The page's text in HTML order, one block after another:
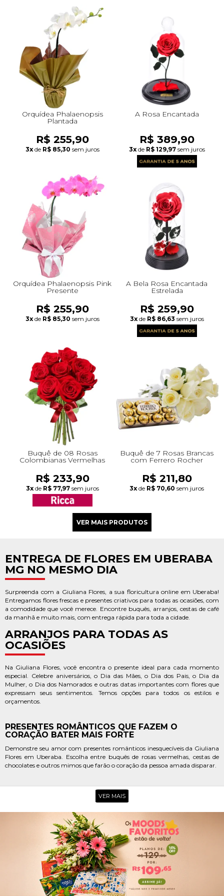
Orquídea Phalaenopsis
Plantada
R$ 255,90
3x de R$ 85,30 sem juros
A Rosa Encantada
R$ 389,90
3x de R$ 129,97 sem juros
Orquídea Phalaenopsis Pink
Presente
R$ 255,90
3x de R$ 85,30 sem juros
A Bela Rosa Encantada
Estrelada
R$ 259,90
3x de R$ 86,63 sem juros
Buquê de 08 Rosas
Colombianas Vermelhas
R$ 233,90
3x de R$ 77,97 sem juros
Buquê de 7 Rosas Brancas
com Ferrero Rocher
R$ 211,80
3x de R$ 70,60 sem juros
ENTREGA DE FLORES EM UBERABA
MG NO MESMO DIA
Surpreenda com a Giuliana Flores, a sua floricultura online em Uberaba!
Entregamos flores frescas e presentes criativos para todas as ocasiões, com
a comodidade que você merece. Encontre buquês, arranjos, cestas de café
da manhã e muito mais, com entrega rápida para toda a cidade.
ARRANJOS PARA TODAS AS
OCASIÕES
Na Giuliana Flores, você encontra o presente ideal para cada momento
especial. Celebre aniversários, o Dia das Mães, o Dia dos Pais, o Dia da
Mulher, o Dia dos Namorados e outras datas importantes com flores que
expressam seus sentimentos. Temos opções para todos os estilos e
orçamentos.
PRESENTES ROMÂNTICOS QUE FAZEM O
CORAÇÃO BATER MAIS FORTE
Demonstre seu amor com presentes românticos inesquecíveis da Giuliana
Flores em Uberaba. Escolha entre buquês de rosas vermelhas, cestas de
chocolates e outros mimos que farão o coração da pessoa amada disparar.
FLORES PARA CELEBRAR, AGRADECER E ACOLHER
As flores são a forma perfeita de expressar seus sentimentos. Envie um
lindo buquê para celebrar uma conquista, agradecer um favor ou acolher
alguém em um momento difícil. A Giuliana Flores tem opções para todas
POR QUE ESCOLHER A GIULIANA
FLORES EM UBERABA
A Giuliana Flores é a sua melhor opção para enviar flores em Uberaba.
Oferecemos uma grande variedade de flores frescas, arranjos exclusivos e
VER MAIS